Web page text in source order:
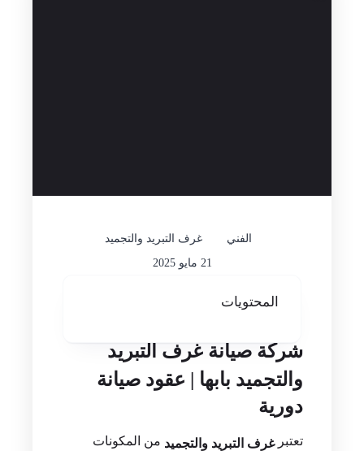
الفني
غرف التبريد والتجميد
21 مايو 2025
المحتويات
شركة صيانة غرف التبريد
والتجميد بابها | عقود صيانة
دورية
تعتبرغرف التبريد والتجميد من المكونات